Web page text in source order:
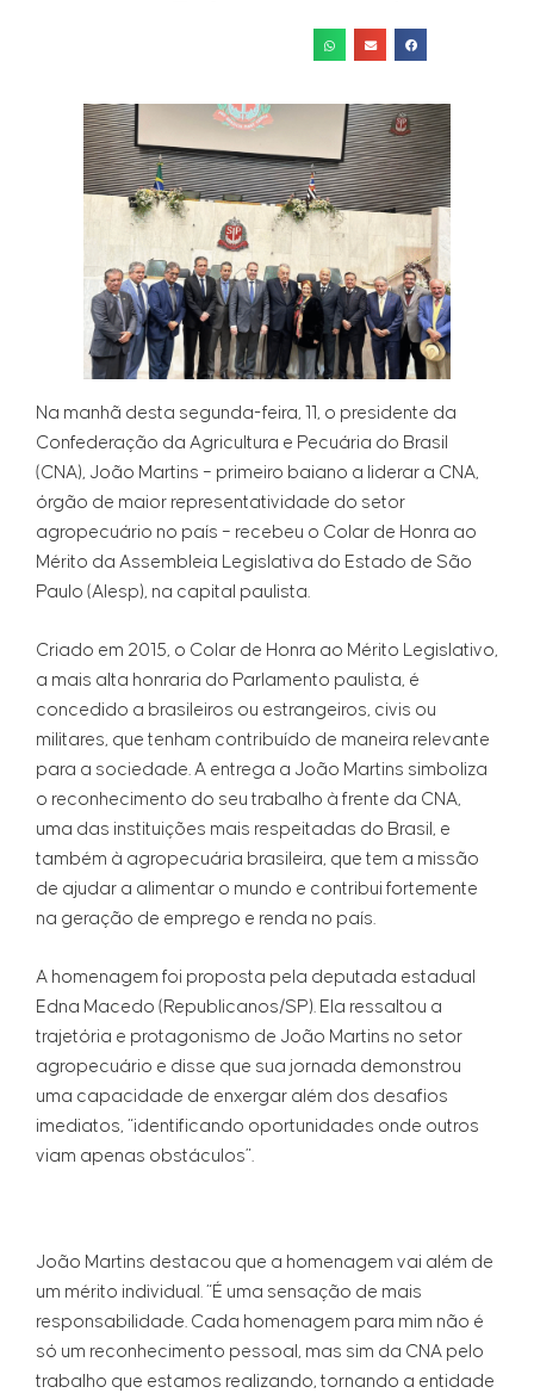
Na manhã desta segunda-feira, 11, o presidente da
Confederação da Agricultura e Pecuária do Brasil
(CNA), João Martins – primeiro baiano a liderar a CNA,
órgão de maior representatividade do setor
agropecuário no país – recebeu o Colar de Honra ao
Mérito da Assembleia Legislativa do Estado de São
Paulo (Alesp), na capital paulista.
Criado em 2015, o Colar de Honra ao Mérito Legislativo,
a mais alta honraria do Parlamento paulista, é
concedido a brasileiros ou estrangeiros, civis ou
militares, que tenham contribuído de maneira relevante
para a sociedade. A entrega a João Martins simboliza
o reconhecimento do seu trabalho à frente da CNA,
uma das instituições mais respeitadas do Brasil, e
também à agropecuária brasileira, que tem a missão
de ajudar a alimentar o mundo e contribui fortemente
na geração de emprego e renda no país.
A homenagem foi proposta pela deputada estadual
Edna Macedo (Republicanos/SP). Ela ressaltou a
trajetória e protagonismo de João Martins no setor
agropecuário e disse que sua jornada demonstrou
uma capacidade de enxergar além dos desafios
imediatos, “identificando oportunidades onde outros
viam apenas obstáculos”.
João Martins destacou que a homenagem vai além de
um mérito individual. “É uma sensação de mais
responsabilidade. Cada homenagem para mim não é
só um reconhecimento pessoal, mas sim da CNA pelo
trabalho que estamos realizando, tornando a entidade